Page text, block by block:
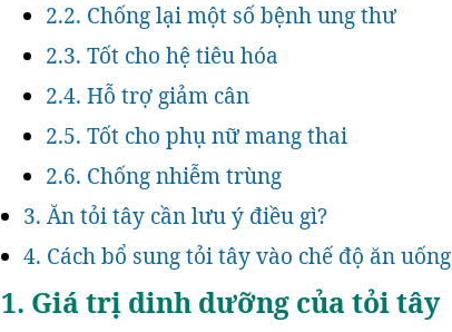
2.2. Chống lại một số bệnh ung thư
2.3. Tốt cho hệ tiêu hóa
2.4. Hỗ trợ giảm cân
2.5. Tốt cho phụ nữ mang thai
2.6. Chống nhiễm trùng
3. Ăn tỏi tây cần lưu ý điều gì?
4. Cách bổ sung tỏi tây vào chế độ ăn uống
1. Giá trị dinh dưỡng của tỏi tây